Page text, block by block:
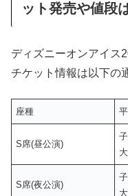
ット発売や値段
ディズニーオンアイス
チケット情報は以下の
座種
S席(昼公演)
S席(夜公演)